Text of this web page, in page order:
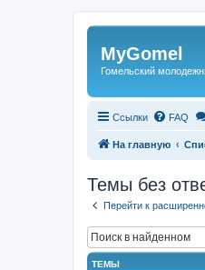
Регистрация
MyGomel
Гомельский
Ссылки FAQ
На главную
Темы без
Перейти к
ТЕМЫ